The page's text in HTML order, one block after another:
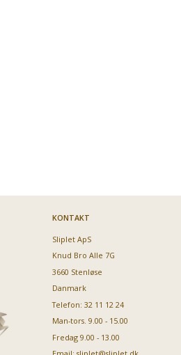
KONTAKT
Sliplet ApS
Knud Bro Alle 7G
3660 Stenløse
Danmark
Telefon: 32 11 12 24
Man-tors. 9.00 - 15.00
Fredag 9.00 - 13.00